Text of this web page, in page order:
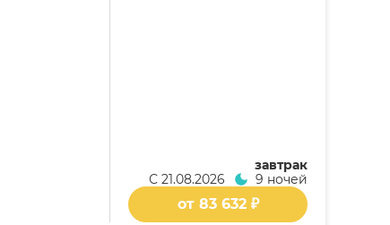
завтрак
С 21.08.2026 9 ночей
от 83 632 ₽